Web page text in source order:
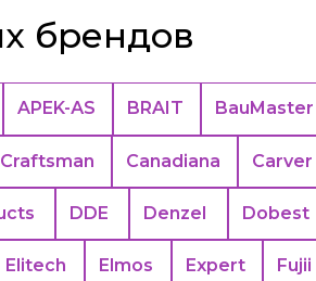
брендов
APEK-АS BRAIT BauMaster
Craftsman Canadiana Carver
DDE Denzel Dobest
Elitech Elmos Expert Fujii